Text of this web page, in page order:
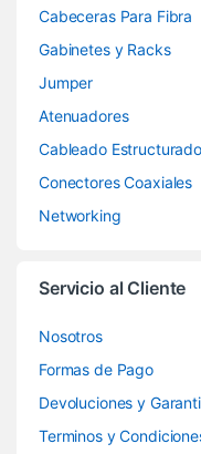
Cabeceras Para Fibra
Gabinetes y Racks
Jumper
Atenuadores
Cableado Estructurado
Conectores Coaxiales
Networking
Servicio al Cliente
Nosotros
Formas de Pago
Devoluciones y
Terminos y